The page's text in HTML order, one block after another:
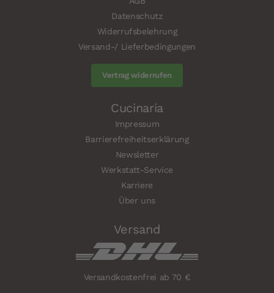
Datenschutz
Widerrufsbelehrung
Versand-/ Lieferbedingungen
Vertrag widerrufen
Cucinaria
Impressum
Barrierefreiheitserklärung
Newsletter
Werkstatt-Service
Karriere
Über uns
Versand
Versandkostenfrei ab 70 €